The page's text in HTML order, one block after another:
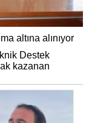
altına alınıyor
Destek
kazanan